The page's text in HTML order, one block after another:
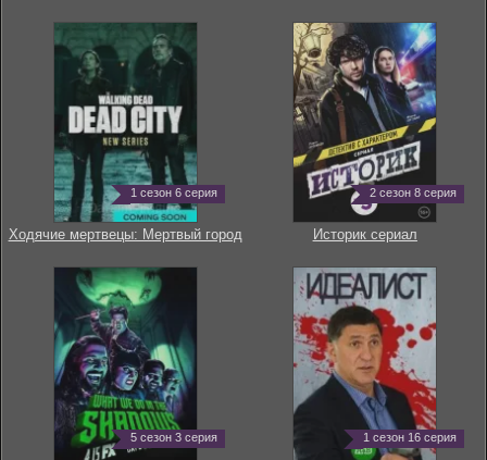
1 сезон 6 серия
Ходячие мертвецы: Мертвый город
2 сезон 8 серия
Историк сериал
5 сезон 3 серия 1 сезон 16 серия